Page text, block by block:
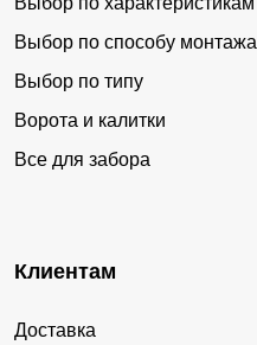
Выбор по способу монтажа
Выбор по типу
Ворота и калитки
Все для забора
Клиентам
Доставка